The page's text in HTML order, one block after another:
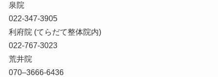
泉院
022-347-3905
利府院 (てらだて整体院内)
022-767-3023
荒井院
070–3666-6436